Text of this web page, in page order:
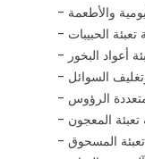
والأطعمة
تعبئة الحبيبات
أعواد البخور
السوائل
الرؤوس
تعبئة المعجون
المسحوق